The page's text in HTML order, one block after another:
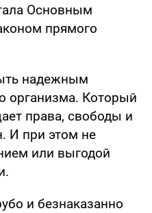
Основным
прямого
надежным
организма. Который
права, свободы и
И при этом не
или выгодой
и безнаказанно